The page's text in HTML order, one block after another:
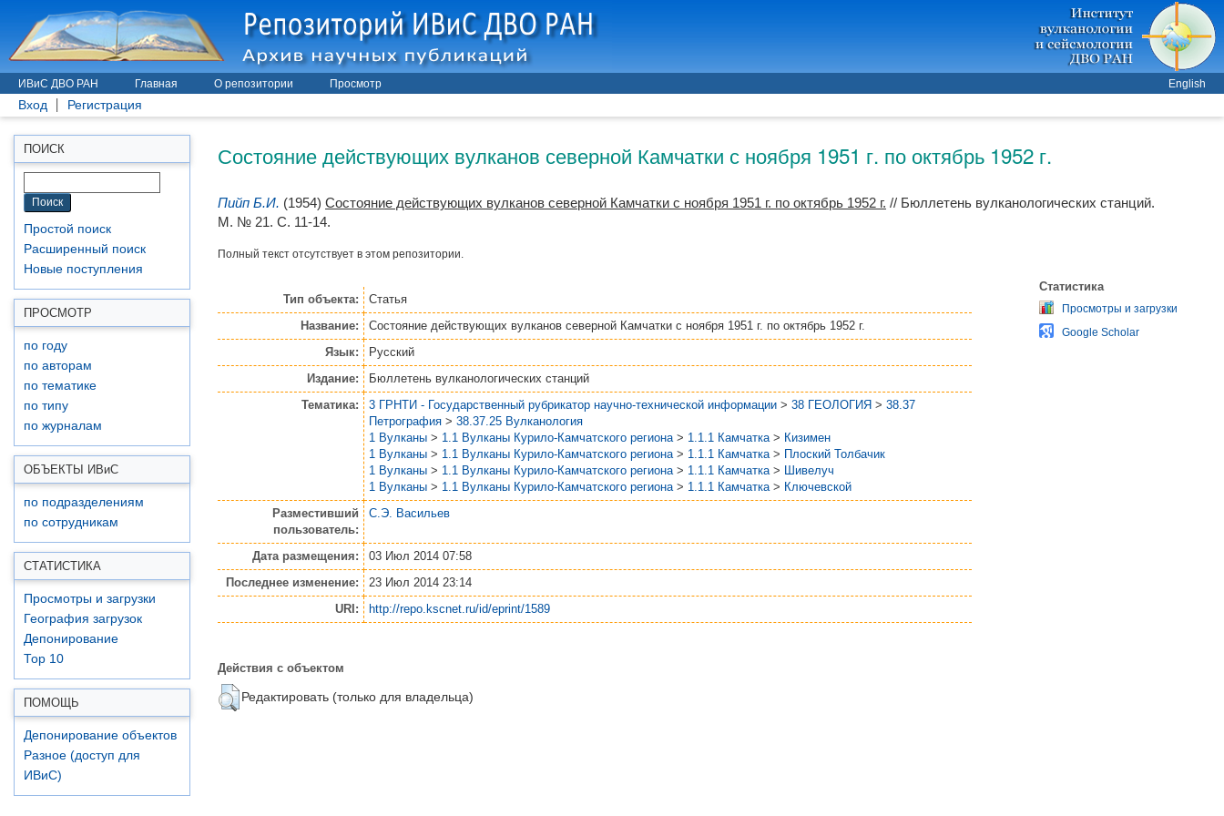
ИВиС ДВО РАН Главная О репозитории Просмотр English
Вход Регистрация
ПОИСК
Простой поиск
Расширенный поиск
Новые поступления
ПРОСМОТР
по году
по авторам
по тематике
по типу
по журналам
ОБЪЕКТЫ ИВиС
по подразделениям
по сотрудникам
СТАТИСТИКА
Просмотры и загрузки
География загрузок
Депонирование
Top 10
ПОМОЩЬ
Депонирование объектов
Разное (доступ для
ИВиС)
Состояние действующих вулканов северной Камчатки с ноября 1951 г. по октябрь 1952 г.
Пийп Б.И. (1954) Состояние действующих вулканов северной Камчатки с ноября 1951 г. по октябрь 1952 г. // Бюллетень вулканологических станций.
М. № 21. С. 11-14.
Полный текст отсутствует в этом репозитории.
Тип объекта:
Статья
Название:
Состояние действующих вулканов северной Камчатки с ноября 1951 г. по октябрь 1952 г.
Язык:
Русский
Издание:
Бюллетень вулканологических станций
Тематика:
3 ГРНТИ - Государственный рубрикатор научно-технической информации > 38 ГЕОЛОГИЯ > 38.37
Петрография > 38.37.25 Вулканология
1 Вулканы > 1.1 Вулканы Курило-Камчатского региона > 1.1.1 Камчатка > Кизимен
1 Вулканы > 1.1 Вулканы Курило-Камчатского региона > 1.1.1 Камчатка > Плоский Толбачик
1 Вулканы > 1.1 Вулканы Курило-Камчатского региона > 1.1.1 Камчатка > Шивелуч
1 Вулканы > 1.1 Вулканы Курило-Камчатского региона > 1.1.1 Камчатка > Ключевской
Разместивший
пользователь:
С.Э. Васильев
Дата размещения:
03 Июл 2014 07:58
Последнее изменение:
23 Июл 2014 23:14
URI:
http://repo.kscnet.ru/id/eprint/1589
Действия с объектом
Редактировать (только для владельца)
Статистика
Просмотры и загрузки
Google Scholar